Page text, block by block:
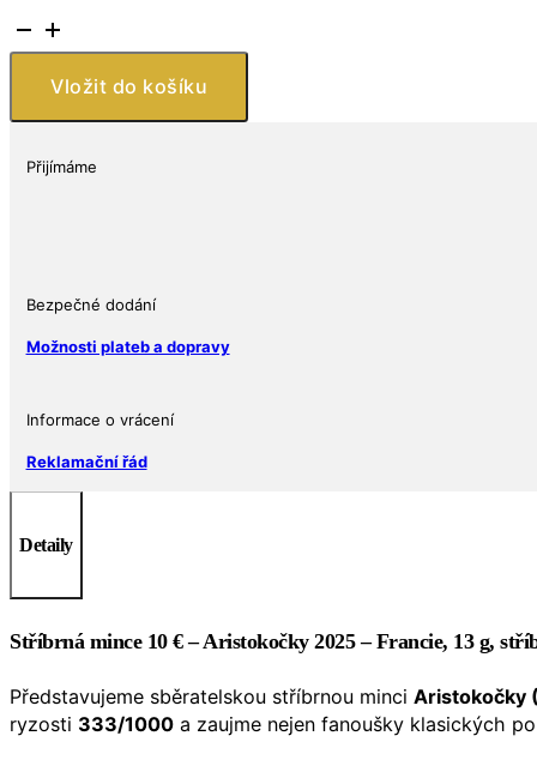
Stříbrná
mince
Aristokočky
Francie
Vložit do košíku
Přijímáme
Bezpečné dodání
Možnosti plateb a dopravy
Informace o vrácení
Reklamační řád
Detaily
Stříbrná mince 10 € – Aristokočky 2025 – Francie, 13 g,
Představujeme sběratelskou stříbrnou minci Aristokočky
ryzosti 333/1000 a zaujme nejen fanoušky klasických